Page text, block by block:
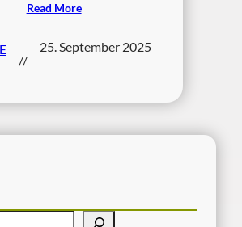
Read More
//
25. September 2025